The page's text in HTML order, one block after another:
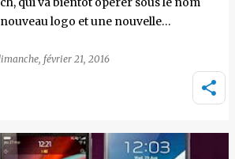
logo et une nouvelle…
février 21, 2016